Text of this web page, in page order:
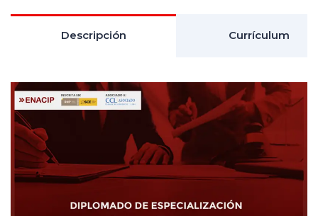
Descripción Currículum